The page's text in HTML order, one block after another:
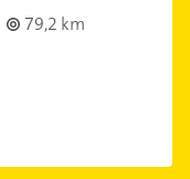
79,2 km